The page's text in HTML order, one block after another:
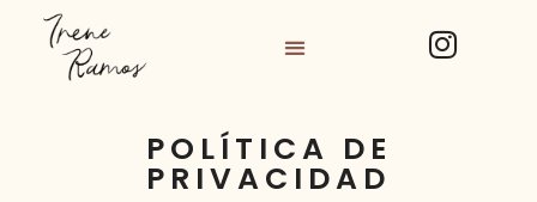
POLÍTICA DE
PRIVACIDAD